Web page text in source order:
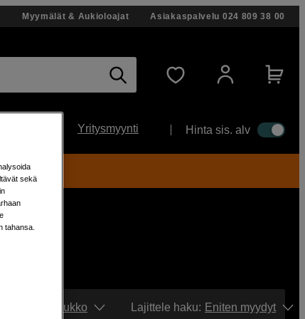
Myymälät & Aukioloajat Asiakaspalvelu 024 809 38 00
Yritysmyynti Hinta sis. alv
Ruudukko Lajittele haku: Eniten myydyt
sekä
tahansa.